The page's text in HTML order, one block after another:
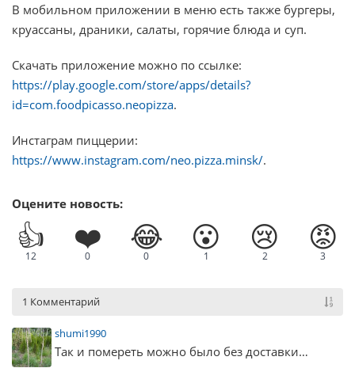
В мобильном приложении в меню есть также бургеры,
круассаны, драники, салаты, горячие блюда и суп.
Скачать приложение можно по ссылке:
https://play.google.com/store/apps/details?
id=com.foodpicasso.neopizza.
Инстаграм пиццерии:
https://www.instagram.com/neo.pizza.minsk/.
Оцените новость:
👍
12
❤️
0
😂
0
😮
1
😢
2
😡
3
1 Комментарий
shumi1990
Так и помереть можно было без доставки…